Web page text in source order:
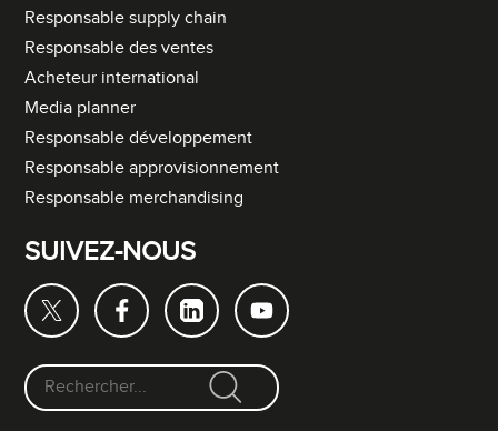
Responsable supply chain
Responsable des ventes
Acheteur international
Media planner
Responsable développement
Responsable approvisionnement
Responsable merchandising
SUIVEZ-NOUS
F